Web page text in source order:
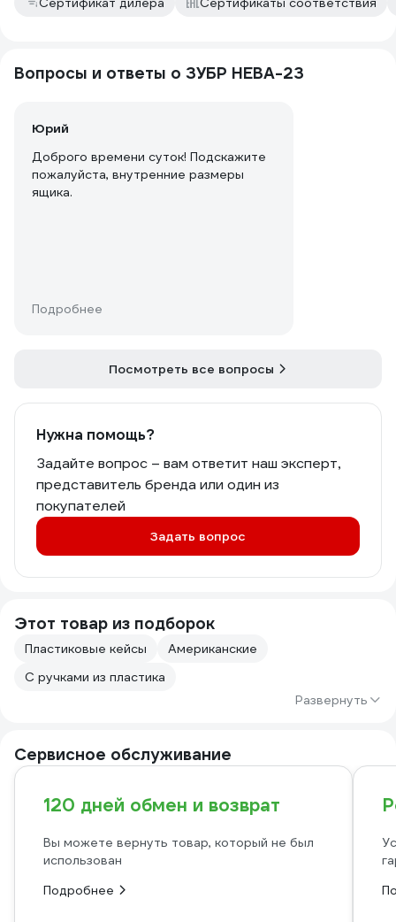
Вопросы и ответы о ЗУБР НЕВА-23
Юрий
Доброго времени суток! Подскажите
пожалуйста, внутренние размеры
ящика.
Подробнее
Посмотреть все вопросы
Нужна помощь?
Задайте вопрос – вам ответит наш эксперт,
представитель бренда или один из
покупателей
Задать вопрос
Этот товар из подборок
Пластиковые кейсы
Американские
С ручками из пластика
Развернуть
Сервисное обслуживание
120 дней обмен и возврат
Вы можете вернуть товар, который не был
использован
Подробнее